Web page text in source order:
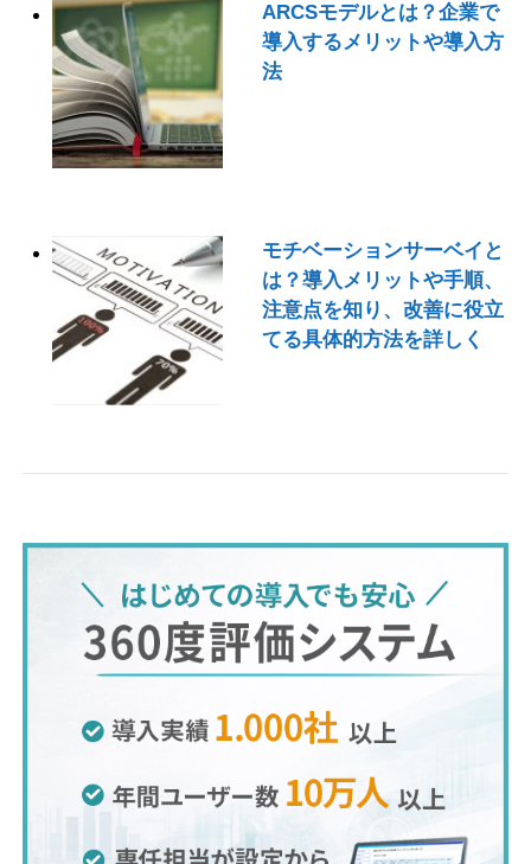
ARCSモデルとは？企業で
導入するメリットや導入方
法
モチベーションサーベイと
は？導入メリットや手順、
注意点を知り、改善に役立
てる具体的方法を詳しく